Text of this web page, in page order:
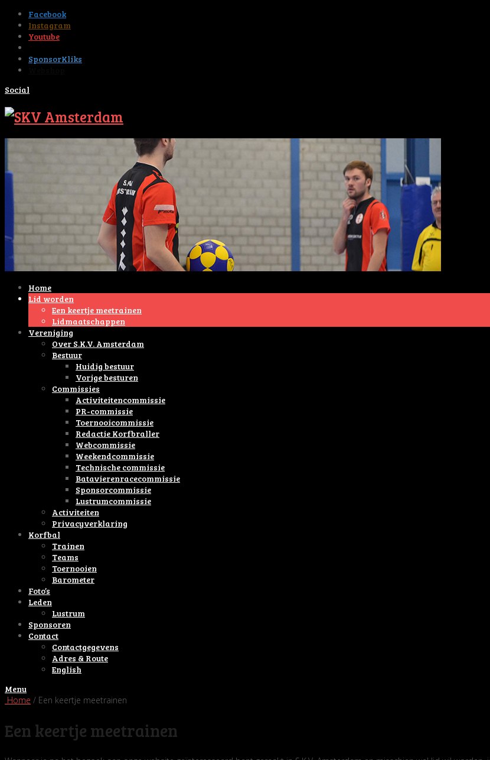
Facebook
Instagram
Youtube
SponsorKliks
Social
Home
Lid worden
Een keertje meetrainen
Lidmaatschappen
Vereniging
Over S.K.V. Amsterdam
Bestuur
Huidig bestuur
Vorige besturen
Commissies
Activiteitencommissie
PR-commissie
Toernooicommissie
Redactie Korfbraller
Webcommissie
Weekendcommissie
Technische commissie
Batavierenracecommissie
Sponsorcommissie
Lustrumcommissie
Activiteiten
Privacyverklaring
Korfbal
Trainen
Teams
Toernooien
Barometer
Foto’s
Leden
Lustrum
Sponsoren
Contact
Contactgegevens
Adres & Route
English
Menu
Home / Een keertje meetrainen
Een keertje meetrainen